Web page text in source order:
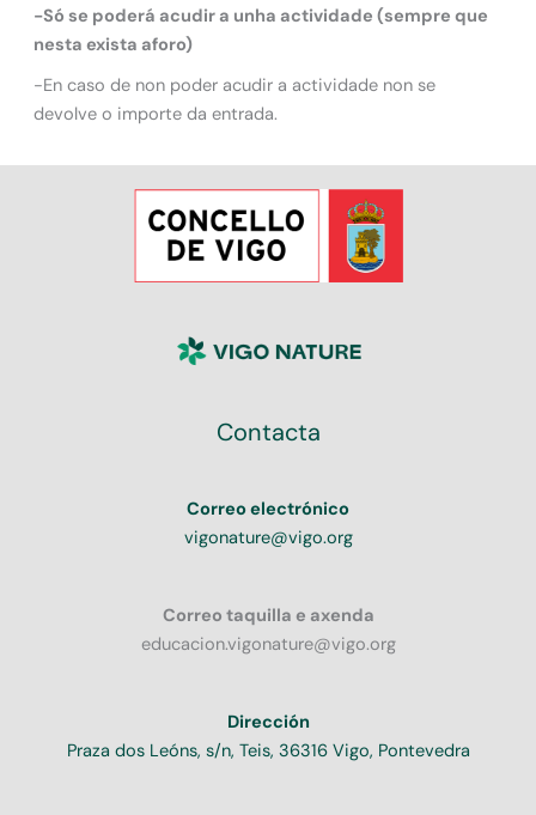
-Só se poderá acudir a unha actividade (sempre que
nesta exista aforo)
-En caso de non poder acudir a actividade non se
devolve o importe da entrada.
Contacta
Correo electrónico
vigonature@vigo.org
Correo taquilla e axenda
educacion.vigonature@vigo.org
Dirección
Praza dos Leóns, s/n, Teis, 36316 Vigo, Pontevedra